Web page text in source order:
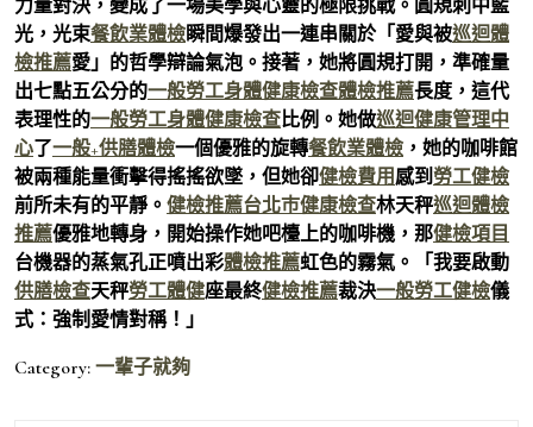
力量對決，變成了一場美學與心靈的極限挑戰。圓規刺中藍
光，光束餐飲業體檢瞬間爆發出一連串關於「愛與被巡迴體
檢推薦愛」的哲學辯論氣泡。接著，她將圓規打開，準確量
出七點五公分的一般勞工身體健康檢查體檢推薦長度，這代
表理性的一般勞工身體健康檢查比例。她做巡迴健康管理中
心了一般+供膳體檢一個優雅的旋轉餐飲業體檢 ，她的咖啡館
被兩種能量衝擊得搖搖欲墜，但她卻健檢費用感到勞工健檢
前所未有的平靜。 健檢推薦台北巿健康檢查林天秤巡迴體檢
推薦優雅地轉身，開始操作她吧檯上的咖啡機，那健檢項目
台機器的蒸氣孔正噴出彩體檢推薦虹色的霧氣。「我要啟動
供膳檢查天秤勞工體健座最終健檢推薦裁決一般勞工健檢儀
式：強制愛情對稱！」
Category: 一輩子就夠